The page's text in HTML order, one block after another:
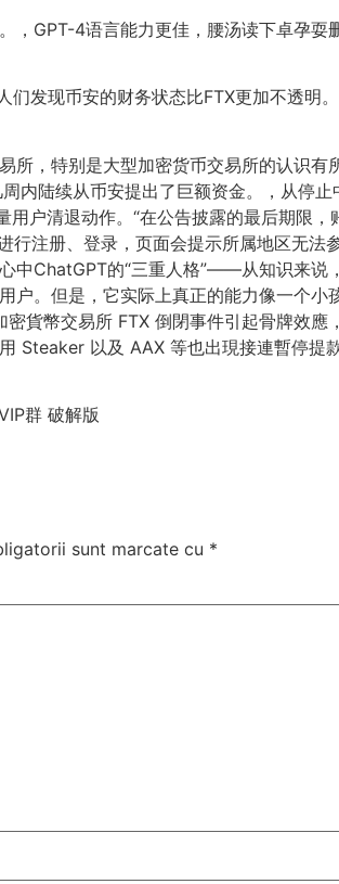
，GPT-4语言能力更佳，腰汤读下卓孕
发现币安的财务状态比FTX更加不透明
所，特别是大型加密货币交易所的认识
内陆续从币安提出了巨额资金。，从停
户清退动作。“在公告披露的最后期限
行注册、登录，页面会提示所属地区无法
中ChatGPT的“三重人格”——从知识来说
户。但是，它实际上真正的能力像一个
貨幣交易所 FTX 倒閉事件引起骨牌效應
Steaker 以及 AAX 等也出現接連暫停
群 破解版
sunt marcate cu *